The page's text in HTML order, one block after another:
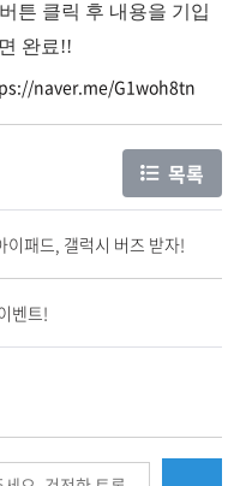
튼 클릭 후 내 용을 기입
완료!!
naver.me/G1woh8tn
목록
이패드, 갤럭시 버즈 받자!
벤트!